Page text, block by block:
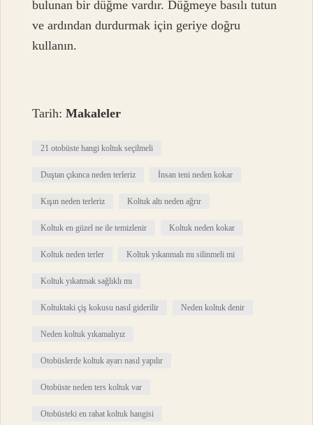
bulunan bir düğme vardır. Düğmeye basılı tutun
ve ardından durdurmak için geriye doğru
kullanın.
Tarih:Makaleler
21 otobüste hangi koltuk seçilmeli
Duştan çıkınca neden terleriz İnsan teni neden kokar
Kışın neden terleriz Koltuk altı neden ağrır
Koltuk en güzel ne ile temizlenir Koltuk neden kokar
Koltuk neden terler Koltuk yıkanmalı mı silinmeli mi
Koltuk yıkatmak sağlıklı mı
Koltuktaki çiş kokusu nasıl giderilir Neden koltuk denir
Neden koltuk yıkamalıyız
Otobüslerde koltuk ayarı nasıl yapılır
Otobüste neden ters koltuk var
Otobüsteki en rahat koltuk hangisi